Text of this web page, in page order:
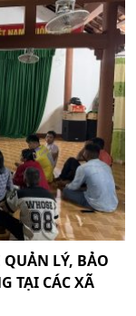
LÝ, BẢO
TẠI CÁC XÃ